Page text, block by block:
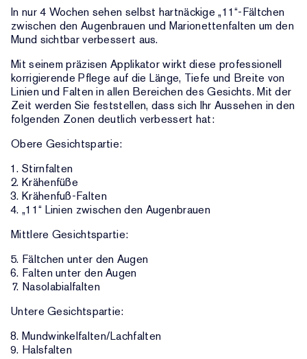
In nur 4 Wochen sehen selbst hartnäckige „11“-Fältchen
zwischen den Augenbrauen und Marionettenfalten um den
Mund sichtbar verbessert aus.
Mit seinem präzisen Applikator wirkt diese professionell
korrigierende Pflege auf die Länge, Tiefe und Breite von
Linien und Falten in allen Bereichen des Gesichts. Mit der
Zeit werden Sie feststellen, dass sich Ihr Aussehen in den
folgenden Zonen deutlich verbessert hat:
Obere Gesichtspartie:
Stirnfalten
Krähenfüße
Krähenfuß-Falten
„11“ Linien zwischen den Augenbrauen
Mittlere Gesichtspartie:
Fältchen unter den Augen
Falten unter den Augen
Nasolabialfalten
Untere Gesichtspartie:
Mundwinkelfalten/Lachfalten
Halsfalten